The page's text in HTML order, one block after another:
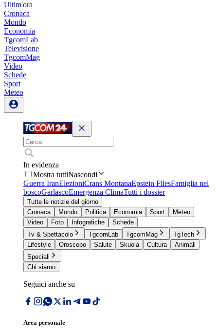
Ultim'ora
Cronaca
Mondo
Economia
TgcomLab
Televisione
TgcomMag
Video
Schede
Sport
Meteo
In evidenza
Mostra tuttiNascondi
Guerra IranElezioniCrans MontanaEpstein FilesFamiglia nel
boscoGarlascoEmergenza ClimaTutti i dossier
Tutte le notizie del giorno
Cronaca
Mondo Politica Economia Sport
Meteo
Video
Foto Infografiche
Schede
Tv & Spettacolo
TgcomLab TgcomMag
TgTech
Lifestyle
Oroscopo Salute Skuola Cultura
Animali
Speciali
Chi siamo
Seguici anche su
Area personale